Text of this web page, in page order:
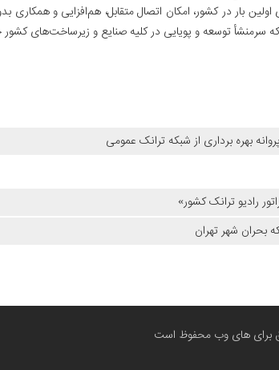
بار در کشور، امکان اتصال متقابل، هم‌افزایی و
سرمنشأ توسعه و پویایی در کلیه صنایع و زیرساخت‌های
بهره برداری از شبکه ترانک عمومی
رادیو ترانک کشور»
بحران شهر تهران
برای های وب محفوظ است